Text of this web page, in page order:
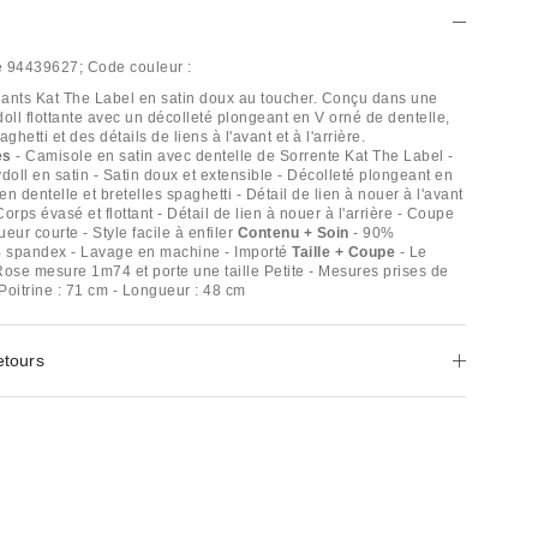
94439627; Code couleur :
Kat The Label en satin doux au toucher. Conçu dans une
flottante avec un décolleté plongeant en V orné de dentelle,
et des détails de liens à l'avant et à l'arrière.
- Camisole en satin avec dentelle de Sorrente Kat The Label -
en satin - Satin doux et extensible - Décolleté plongeant en
dentelle et bretelles spaghetti - Détail de lien à nouer à l'avant
évasé et flottant - Détail de lien à nouer à l'arrière - Coupe
courte - Style facile à enfiler Contenu + Soin - 90%
spandex - Lavage en machine - ImportéTaille + Coupe - Le
mesure 1m74 et porte une taille Petite - Mesures prises de
: 71 cm - Longueur : 48 cm